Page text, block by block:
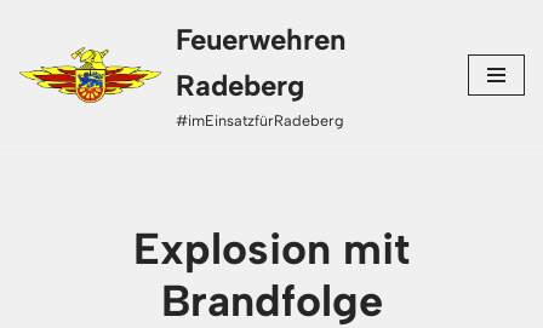
Zum
Inhalt
Feuerwehren
Radeberg
#imEinsatzfürRadeberg
Explosion mit
Brandfolge